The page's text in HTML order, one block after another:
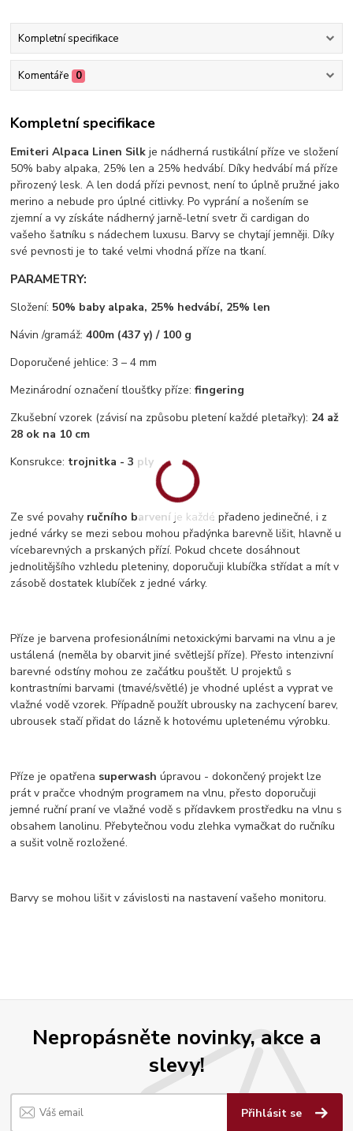
Kompletní specifikace
Komentáře 0
Kompletní specifikace
Emiteri Alpaca Linen Silkje nádherná rustikální příze ve složení
50% baby alpaka, 25% len a 25% hedvábí. Díky hedvábí má příze
přirozený lesk. A len dodá přízi pevnost, není to úplně pružné jako
merino a nebude pro úplné citlivky. Po vyprání a nošením se
zjemní a vy získáte nádherný jarně-letní svetr či cardigan do
vašeho šatníku s nádechem luxusu. Barvy se chytají jemněji. Díky
své pevnosti je to také velmi vhodná příze na tkaní.
PARAMETRY:
Složení: 50% baby alpaka, 25% hedvábí, 25% len
Návin /gramáž:400m (437 y) / 100 g
Doporučené jehlice: 3 – 4 mm
Mezinárodní označení tloušťky příze:fingering
Zkušební vzorek (závisí na způsobu pletení každé pletařky): 24 až
28 ok na 10 cm
Konsrukce: trojnitka - 3 ply
Ze své povahy ručního barvení je každé přadeno jedinečné, i z
jedné várky se mezi sebou mohou přadýnka barevně lišit, hlavně u
vícebarevných a prskaných přízí. Pokud chcete dosáhnout
jednolitějšího vzhledu pleteniny, doporučuji klubíčka střídat a mít v
zásobě dostatek klubíček z jedné várky.
Příze je barvena profesionálními netoxickými barvami na vlnu a je
ustálená (neměla by obarvit jiné světlejší příze). Přesto intenzivní
barevné odstíny mohou ze začátku pouštět. U projektů s
kontrastními barvami (tmavé/světlé) je vhodné uplést a vyprat ve
vlažné vodě vzorek. Případně použít ubrousky na zachycení barev,
ubrousek stačí přidat do lázně k hotovému upletenému výrobku.
Příze je opatřena superwash úpravou - dokončený projekt lze
prát v pračce vhodným programem na vlnu, přesto doporučuji
jemné ruční praní ve vlažné vodě s přídavkem prostředku na vlnu s
obsahem lanolinu. Přebytečnou vodu zlehka vymačkat do ručníku
a sušit volně rozložené.
Barvy se mohou lišit v závislosti na nastavení vašeho monitoru.
Nepropásněte novinky, akce a
slevy!
Přihlásit se